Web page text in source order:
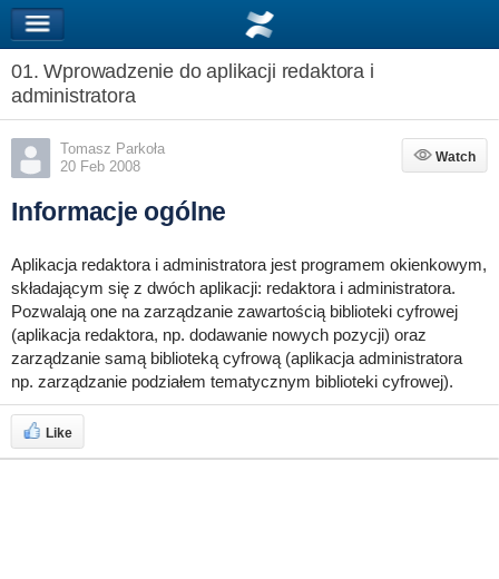
01. Wprowadzenie do aplikacji redaktora i
administratora
Tomasz Parkoła
20 Feb 2008
Watch
Watch
Informacje ogólne
Aplikacja redaktora i administratora jest programem okienkowym,
składającym się z dwóch aplikacji: redaktora i administratora.
Pozwalają one na zarządzanie zawartością biblioteki cyfrowej
(aplikacja redaktora, np. dodawanie nowych pozycji) oraz
zarządzanie samą biblioteką cyfrową (aplikacja administratora
np. zarządzanie podziałem tematycznym biblioteki cyfrowej).
Like